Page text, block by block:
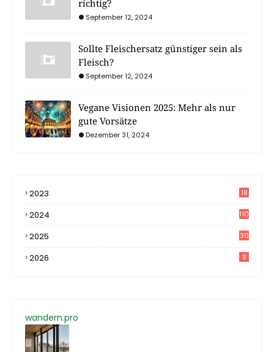
richtig?
September 12, 2024
Sollte Fleischersatz günstiger sein als
Fleisch?
September 12, 2024
Vegane Visionen 2025: Mehr als nur
gute Vorsätze
Dezember 31, 2024
2023
18
2024 110
2025 30
2026 8
wandern.pro